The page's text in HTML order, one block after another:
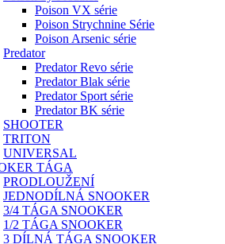
Poison VX série
Poison Strychnine Série
Poison Arsenic série
Predator
Predator Revo série
Predator Blak série
Predator Sport série
Predator BK série
SHOOTER
TRITON
UNIVERSAL
TÁGA
PRODLOUŽENÍ
JEDNODÍLNÁ SNOOKER
3/4 TÁGA SNOOKER
1/2 TÁGA SNOOKER
3 DÍLNÁ TÁGA SNOOKER